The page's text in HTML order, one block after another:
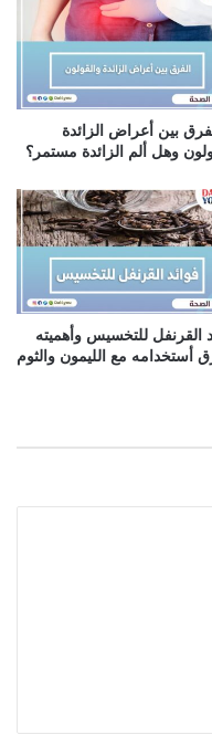
بين أعراض الزائدة
وهل ألم الزائدة مستمر؟
القرنفل للتخسيس وأهميته
أستخدامه مع الليمون والثوم